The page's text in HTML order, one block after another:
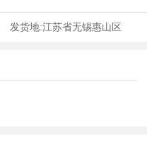
发货地:江苏省无锡惠山区